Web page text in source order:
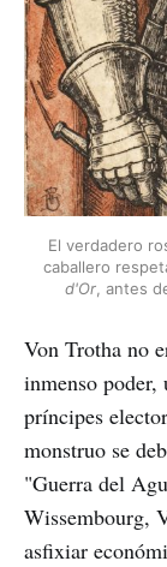
El verdadero
caballero
d'Or, antes
Von Trotha no
inmenso poder,
príncipes
monstruo se
"Guerra del
Wissembourg,
asfixiar